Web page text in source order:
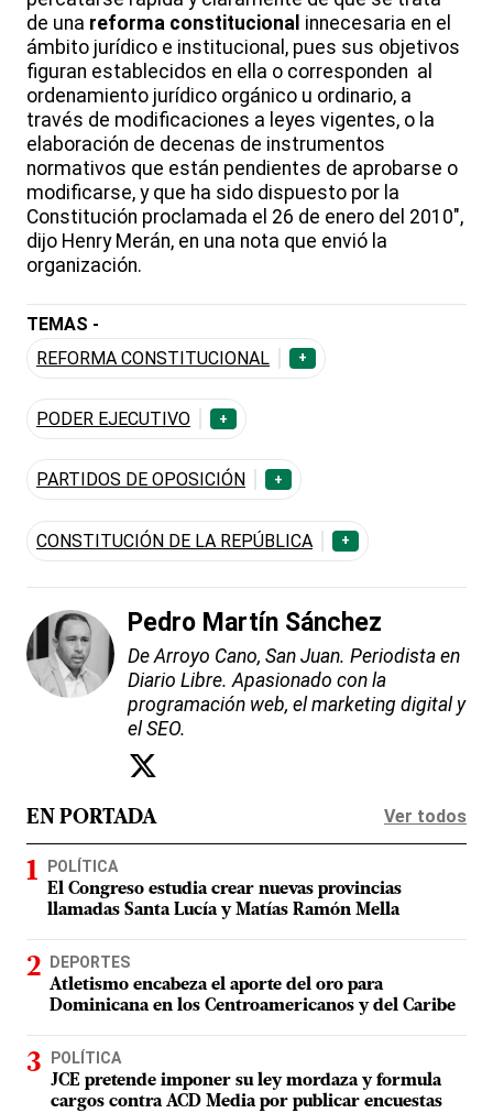
de una reforma constitucional innecesaria en el
ámbito jurídico e institucional, pues sus objetivos
figuran establecidos en ella o corresponden al
ordenamiento jurídico orgánico u ordinario, a
través de modificaciones a leyes vigentes, o la
elaboración de decenas de instrumentos
normativos que están pendientes de aprobarse o
modificarse, y que ha sido dispuesto por la
Constitución proclamada el 26 de enero del 2010",
dijo Henry Merán, en una nota que envió la
organización.
TEMAS -
REFORMA CONSTITUCIONAL
+
PODER EJECUTIVO +
PARTIDOS DE OPOSICIÓN +
CONSTITUCIÓN DE LA REPÚBLICA +
Pedro Martín Sánchez
De Arroyo Cano, San Juan. Periodista en
Diario Libre. Apasionado con la
programación web, el marketing digital y
el SEO.
EN PORTADA Ver todos
POLÍTICA
El Congreso estudia crear nuevas provincias
llamadas Santa Lucía y Matías Ramón Mella
DEPORTES
Atletismo encabeza el aporte del oro para
Dominicana en los Centroamericanos y del Caribe
POLÍTICA
JCE pretende imponer su ley mordaza y formula
cargos contra ACD Media por publicar encuestas